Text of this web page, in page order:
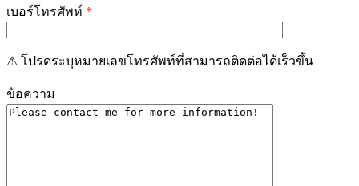
เบอร์โทรศัพท์ *
⚠ โปรดระบุหมายเลขโทรศัพท์ที่สามารถติดต่อได้เร็วขึ้น
ข้อความ